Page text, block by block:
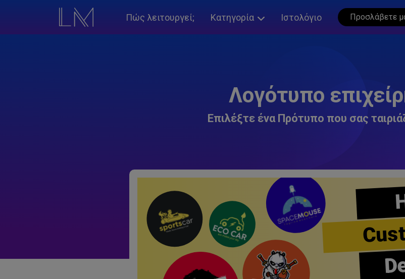
Πώς λειτουργεί; Κατηγορία Ιστολόγιο Προσλάβετε
Λογότυπο
Επιλέξτε ένα Πρότυπο που σας